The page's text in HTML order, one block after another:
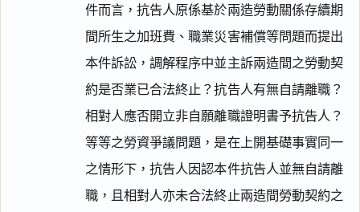
件而言，抗告人原係基於兩造勞動關係存續期
間所生之加班費、職業災害補償等問題而提出
本件訴訟，調解程序中並主訴兩造間之勞動契
約是否業已合法終止？抗告人有無自請離職？
相對人應否開立非自願離職證明書予抗告人？
等等之勞資爭議問題，是在上開基礎事實同一
之情形下，抗告人因認本件抗告人並無自請離
職，且相對人亦未合法終止兩造間勞動契約之